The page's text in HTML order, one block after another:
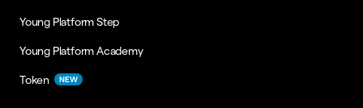
Young Platform Step
Young Platform Academy
Token NEW